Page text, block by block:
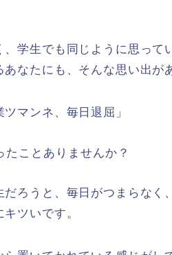
学生でも同じように思って
なたにも、そんな思い出が
マンネ、毎日退屈」
ことありませんか？
ろうと、毎日がつまらなく
ツいです。